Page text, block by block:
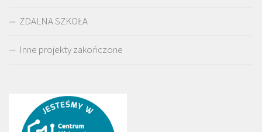
ZDALNA SZKOŁA
Inne projekty zakończone